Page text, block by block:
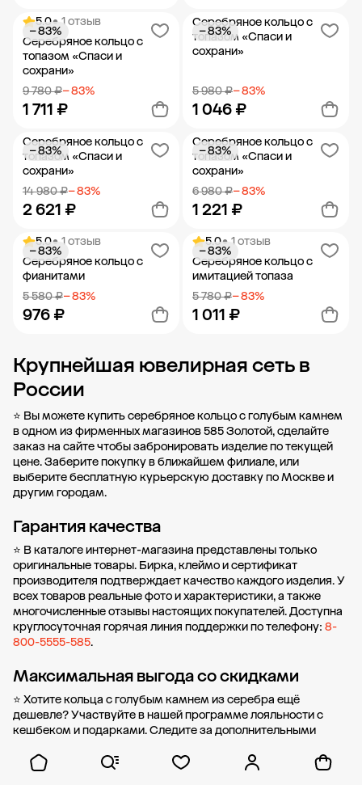
Добавить в корзину Добавить в корзину
5.0• 1 отзыв
Серебряное кольцо с
топазом «Спаси и
сохрани»
9 780 ₽− 83%
1 711 ₽
− 83%
Добавить в корзину
Серебряное кольцо с
топазом «Спаси и
сохрани»
5 980 ₽− 83%
1 046 ₽
− 83%
Добавить в корзину
Серебряное кольцо с
топазом «Спаси и
сохрани»
14 980 ₽− 83%
2 621 ₽
− 83%
Добавить в корзину
Серебряное кольцо с
топазом «Спаси и
сохрани»
6 980 ₽− 83%
1 221 ₽
− 83%
Добавить в корзину
5.0• 1 отзыв
Серебряное кольцо с
фианитами
5 580 ₽− 83%
976 ₽
− 83%
Добавить в корзину
5.0• 1 отзыв
Серебряное кольцо с
имитацией топаза
5 780 ₽− 83%
1 011 ₽
− 83%
Добавить в корзину
Крупнейшая ювелирная сеть в
России
⭐ Вы можете купить серебряное кольцо с голубым камнем
в одном из фирменных магазинов 585 Золотой, сделайте
заказ на сайте чтобы забронировать изделие по текущей
цене. Заберите покупку вближайшем филиале, или
выберите бесплатную курьерскую доставку по Москве и
другим городам.
Гарантия качества
⭐ В каталоге интернет-магазина представлены только
оригинальные товары. Бирка, клеймо и сертификат
производителя подтверждает качество каждого изделия. У
всех товаров реальные фото и характеристики, а также
многочисленные отзывы настоящих покупателей. Доступна
круглосуточная горячая линия поддержки по телефону: 8-
800-5555-585.
Максимальная выгода со скидками
⭐ Хотите кольца с голубым камнем из серебра ещё
дешевле? Участвуйте в нашейпрограмме лояльностис
кешбеком и подарками. Следите за дополнительными
без первоначального взноса от стоимости.